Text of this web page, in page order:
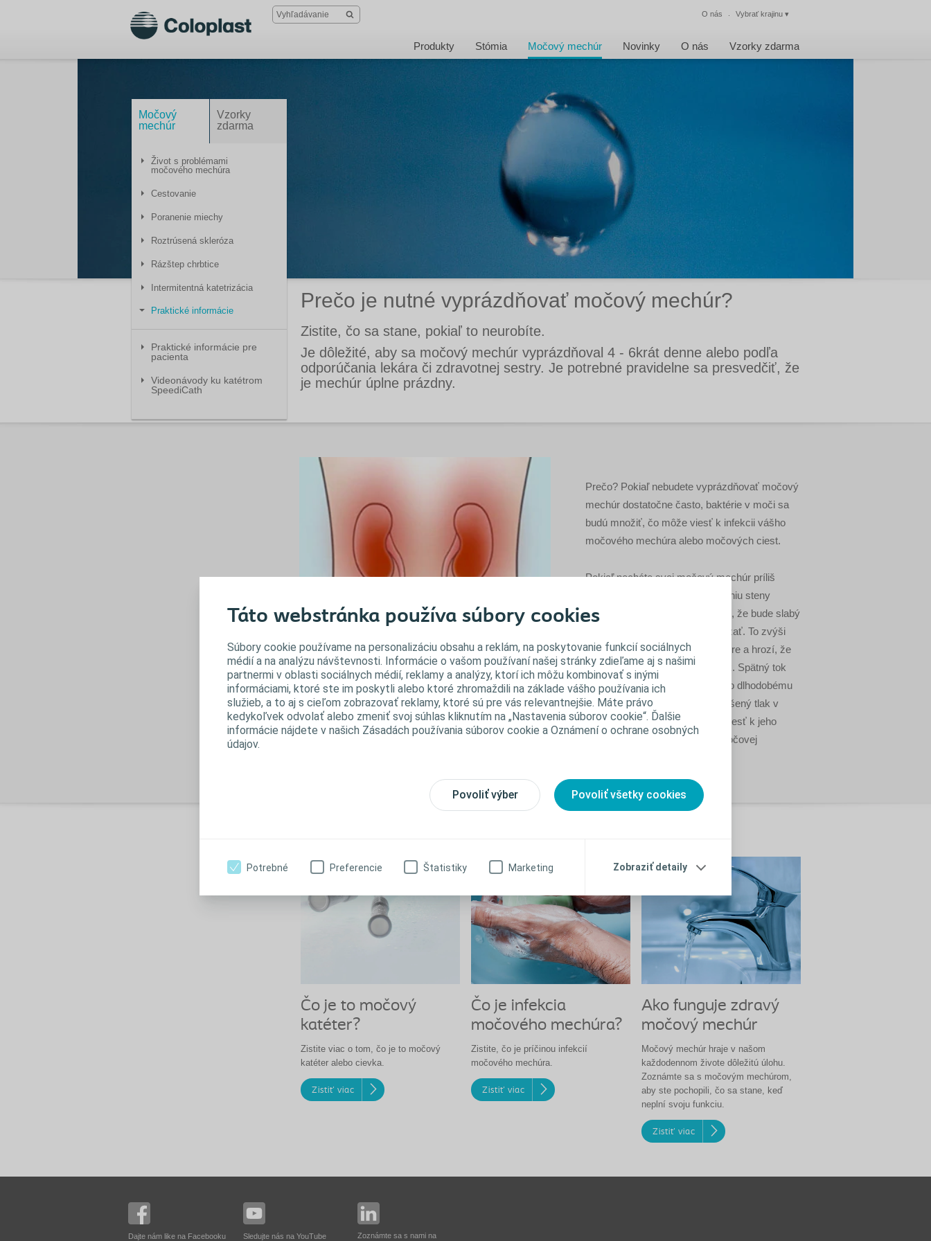
Táto webstránka používa súbory cookies
Súbory cookie používame na personalizáciu obsahu a reklám, na poskytovanie funkcií sociálnych
médií a na analýzu návštevnosti. Informácie o vašom používaní našej stránky zdieľame aj s našimi
partnermi v oblasti sociálnych médií, reklamy a analýzy, ktorí ich môžu kombinovať s inými
informáciami, ktoré ste im poskytli alebo ktoré zhromaždili na základe vášho používania ich
služieb, a to aj s cieľom zobrazovať reklamy, ktoré sú pre vás relevantnejšie. Máte právo
kedykoľvek odvolať alebo zmeniť svoj súhlas kliknutím na „Nastavenia súborov cookie“. Ďalšie
informácie nájdete v našich Zásadách používania súborov cookie a Oznámení o ochrane osobných
údajov.
Povoliť výber Povoliť všetky cookies
Potrebné Preferencie Štatistiky Marketing Zobraziť detaily
Zatvoriť
O nás Vybrať krajinu ▾
Produkty Stómia Močový mechúr Novinky O nás Vzorky zdarma
Močový
mechúr
Život s problémami
močového mechúra
Cestovanie
Poranenie miechy
Roztrúsená skleróza
Rázštep chrbtice
Intermitentná katetrizácia
Praktické informácie
Vzorky
zdarma
Praktické informácie pre
pacienta
Videonávody ku katétrom
SpeediCath
Prečo je nutné vyprázdňovať močový mechúr?
Zistite, čo sa stane, pokiaľ to neurobíte.
Je dôležité, aby sa močový mechúr vyprázdňoval 4 - 6krát denne alebo podľa
odporúčania lekára či zdravotnej sestry. Je potrebné pravidelne sa presvedčiť, že
je mechúr úplne prázdny.
Prečo? Pokiaľ nebudete vyprázdňovať močový
mechúr dostatočne často, baktérie v moči sa
budú množiť, čo môže viesť k infekcii vášho
močového mechúra alebo močových ciest.
Pokiaľ necháte svoj močový mechúr príliš
naplnený, môže dôjsť k preťaženiu steny
močového mechúra, čo spôsobí, že bude slabý
alebo nebude schopný moč udržať. To zvýši
tlak vo vašom močovom mechúre a hrozí, že
sa moč dostane späť do obličiek. Spätný tok
moču môže viesť k infekcii alebo dlhodobému
poškodeniu vašich obličiek. Zvýšený tlak v
močovom mechúre môže tiež viesť k jeho
pretekaniu, t.j. k úniku moču (močovej
Čo je to močový
katéter?
Zistite viac o tom, čo je to močový
katéter alebo cievka.
Zistiť viac
Čo je infekcia
močového mechúra?
Zistite, čo je príčinou infekcií
močového mechúra.
Zistiť viac
Ako funguje zdravý
močový mechúr
Močový mechúr hraje v našom
každodennom živote dôležitú úlohu.
Zoznámte sa s močovým mechúrom,
aby ste pochopili, čo sa stane, keď
neplní svoju funkciu.
Zistiť viac
Dajte nám like na Facebooku Sledujte nás na YouTube Zoznámte sa s nami na